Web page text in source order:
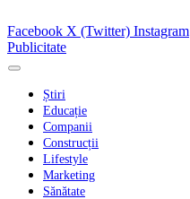
Facebook X (Twitter) Instagram
Publicitate
Știri
Educație
Companii
Construcții
Lifestyle
Marketing
Sănătate